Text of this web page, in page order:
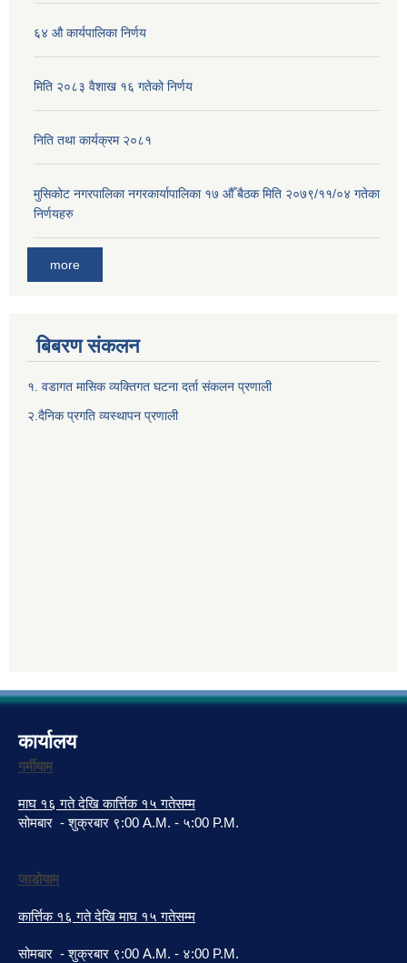
६४ औ कार्यपालिका निर्णय
मिति २०८३ वैशाख १६ गतेको निर्णय
निति तथा कार्यक्रम २०८१
मुसिकोट नगरपालिका नगरकार्यापालिका १७ औँ बैठक मिति २०७९/११/०४ गतेका
निर्णयहरु
more
बिबरण संकलन
१. वडागत मासिक व्यक्तिगत घटना दर्ता संकलन प्रणाली
२.दैनिक प्रगति व्यस्थापन प्रणाली
कार्यालय
गर्मीयाम
माघ १६ गते देखि कार्त्तिक १५ गतेसम्म
सोमबार - शुक्रबार ९:00 A.M. - ५:00 P.M.
जाडोयाम
कार्त्तिक १६ गते देखि माघ १५ गतेसम्म
सोमबार - शुक्रबार ९:00 A.M. - ४:00 P.M.